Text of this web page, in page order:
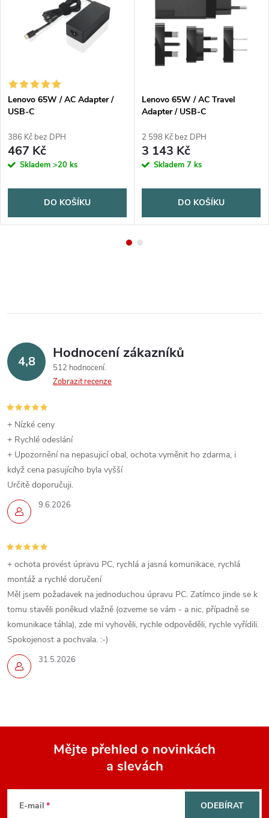
Lenovo 65W / AC Adapter /
USB-C
386 Kč bez DPH
467 Kč
Skladem >20 ks
DO KOŠÍKU
Lenovo 65W / AC Travel
Adapter / USB-C
2 598 Kč bez DPH
3 143 Kč
Skladem 7 ks
DO KOŠÍKU
4,8 Hodnocení zákazníků
512 hodnocení
Zobrazit recenze
9.6.2026
+ Nízké ceny
+ Rychlé odeslání
+ Upozornění na nepasujicí obal, ochota vyměnit ho zdarma, i
když cena pasujícího byla vyšší
Určitě doporučuji.
31.5.2026
+ ochota provést úpravu PC, rychlá a jasná komunikace, rychlá
montáž a rychlé doručení
Měl jsem požadavek na jednoduchou úpravu PC. Zatímco jinde se k
tomu stavěli poněkud vlažně (ozveme se vám - a nic, případně se
komunikace táhla), zde mi vyhověli, rychle odpověděli, rychle vyřídili.
Spokojenost a pochvala. :-)
Mějte přehled o novinkách
a slevách
E-mail ODEBÍRAT